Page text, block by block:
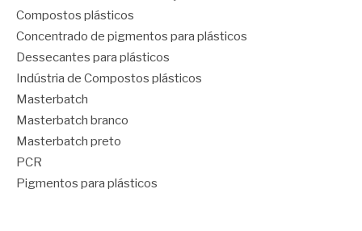
Compostos plásticos
Concentrado de pigmentos para plásticos
Dessecantes para plásticos
Indústria de Compostos plásticos
Masterbatch
Masterbatch branco
Masterbatch preto
PCR
Pigmentos para plásticos